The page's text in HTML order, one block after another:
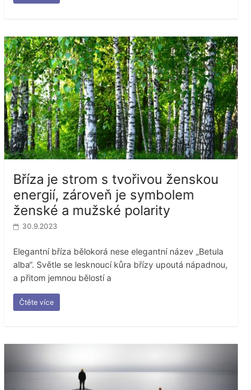
Bříza je strom s tvořivou ženskou
energií, zároveň je symbolem
ženské a mužské polarity
30.9.2023
Elegantní bříza bělokorá nese elegantní název „Betula
alba“. Světle se lesknoucí kůra břízy upoutá nápadnou,
a přitom jemnou bělostí a
Čtěte více